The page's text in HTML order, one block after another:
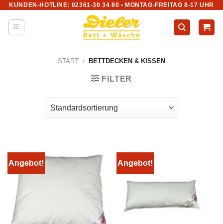
Zum
Inhalt
springen
KUNDEN-HOTLINE: 02361-30 34 80 • MONTAG-FREITAG 8-17 UHR
START / BETTDECKEN & KISSEN
FILTER
Angebot! Angebot!